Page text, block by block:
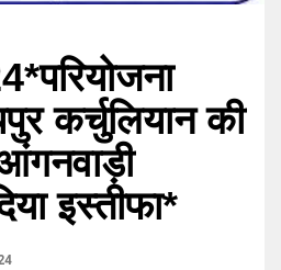
कर्चुलियान की
इस्तीफा*